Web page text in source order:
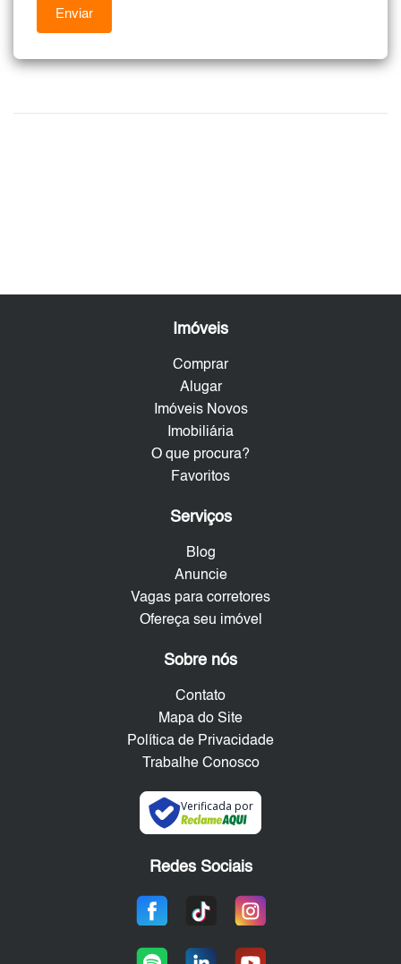
Imóveis
Comprar
Alugar
Imóveis Novos
Imobiliária
O que procura?
Favoritos
Serviços
Blog
Anuncie
Vagas para corretores
Ofereça seu imóvel
Sobre nós
Contato
Mapa do Site
Política de Privacidade
Trabalhe Conosco
Verificada por
Redes Sociais